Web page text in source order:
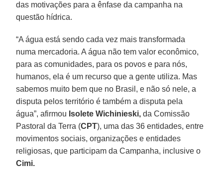
das motivações para a ênfase da campanha na
questão hídrica.
“A água está sendo cada vez mais transformada
numa mercadoria. A água não tem valor econômico,
para as comunidades, para os povos e para nós,
humanos, ela é um recurso que a gente utiliza. Mas
sabemos muito bem que no Brasil, e não só nele, a
disputa pelos território é também a disputa pela
água”, afirmou Isolete Wichinieski, da Comissão
Pastoral da Terra (CPT), uma das 36 entidades, entre
movimentos sociais, organizações e entidades
religiosas, que participam da Campanha, inclusive o
Cimi.